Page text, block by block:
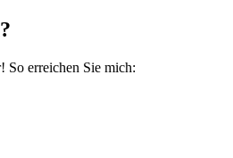
So erreichen Sie mich: